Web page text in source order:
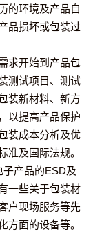
的环境及产品自
品损坏或包装过
求开始到产品包
测试项目、测试
装新材料、新方
以提高产品保护
装成本分析及优
准及国际法规。
产品的ESD及
一些关于包装材
户现场服务等先
方面的设备等。